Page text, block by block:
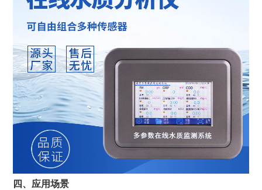
四、应用场景